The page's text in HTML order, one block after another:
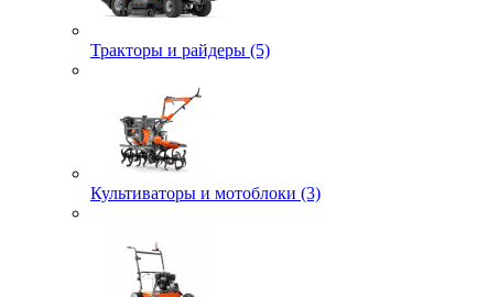
Тракторы и райдеры (5)
Культиваторы и мотоблоки (3)